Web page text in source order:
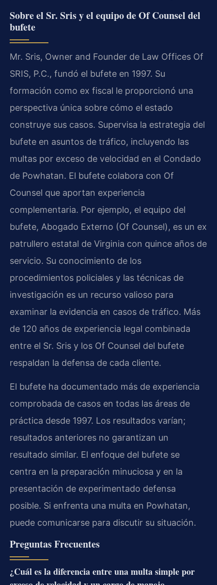
Sobre el Sr. Sris y el equipo de Of Counsel del
bufete
Mr. Sris, Owner and Founder de Law Offices Of
SRIS, P.C., fundó el bufete en 1997. Su
formación como ex fiscal le proporcionó una
perspectiva única sobre cómo el estado
construye sus casos. Supervisa la estrategia del
bufete en asuntos de tráfico, incluyendo las
multas por exceso de velocidad en el Condado
de Powhatan. El bufete colabora con Of
Counsel que aportan experiencia
complementaria. Por ejemplo, el equipo del
bufete, Abogado Externo (Of Counsel), es un ex
patrullero estatal de Virginia con quince años de
servicio. Su conocimiento de los
procedimientos policiales y las técnicas de
investigación es un recurso valioso para
examinar la evidencia en casos de tráfico. Más
de 120 años de experiencia legal combinada
entre el Sr. Sris y los Of Counsel del bufete
respaldan la defensa de cada cliente.
El bufete ha documentado más de experiencia
comprobada de casos en todas las áreas de
práctica desde 1997. Los resultados varían;
resultados anteriores no garantizan un
resultado similar. El enfoque del bufete se
centra en la preparación minuciosa y en la
presentación de experimentado defensa
posible. Si enfrenta una multa en Powhatan,
puede comunicarse para discutir su situación.
Preguntas Frecuentes
¿Cuál es la diferencia entre una multa simple por